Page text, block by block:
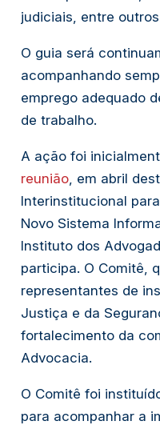
judiciais, entre
O guia será
acompanhando
emprego adequado
de trabalho.
A ação foi
reunião, em abril
Interinstitucional
Novo Sistema
Instituto dos
participa. O Comitê,
representantes de
Justiça e da
fortalecimento da
Advocacia.
O Comitê foi
para acompanhar a